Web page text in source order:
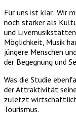
Für uns ist klar: Wir
noch stärker als
und
Möglichkeit, Musik
jüngere Menschen
der Begegnung und
Was die Studie
der Attraktivität
zuletzt
Tourismus.